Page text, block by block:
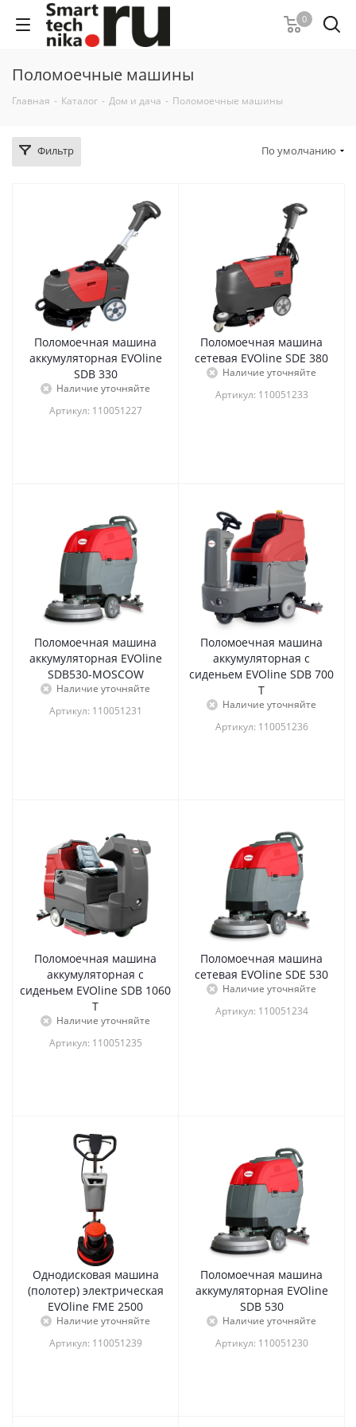
0
Поломоечные машины
Главная - Каталог - Дом и дача - Поломоечные машины
Фильтр По умолчанию
Поломоечная машина
аккумуляторная EVOline
SDB 330
Наличие уточняйте
Артикул: 110051227
Поломоечная машина
сетевая EVOline SDE 380
Наличие уточняйте
Артикул: 110051233
Поломоечная машина
аккумуляторная EVOline
SDB530-MOSCOW
Наличие уточняйте
Артикул: 110051231
Поломоечная машина
аккумуляторная с
сиденьем EVOline SDB 700
T
Наличие уточняйте
Артикул: 110051236
Поломоечная машина
аккумуляторная с
сиденьем EVOline SDB 1060
T
Наличие уточняйте
Артикул: 110051235
Поломоечная машина
сетевая EVOline SDE 530
Наличие уточняйте
Артикул: 110051234
Однодисковая машина
(полотер) электрическая
EVOline FME 2500
Наличие уточняйте
Артикул: 110051239
Поломоечная машина
аккумуляторная EVOline
SDB 530
Наличие уточняйте
Артикул: 110051230